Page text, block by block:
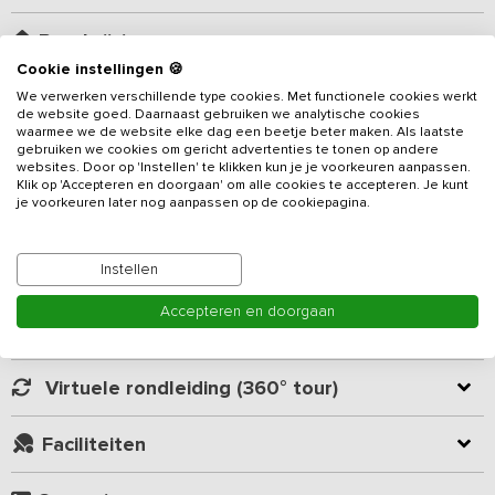
Beschrijving
Hartelijk welkom in dit luxe vakantieadres gelegen op een stuwwal
in de bosrijke omgeving rondom Nijmegen. Het vakantiehuis staat
op een groot perceel grond en vanaf het huis heb je een prachtig
uitzicht over de Ooijpolder. De vakantiewoning is compleet
gerenoveerd en in zijn oude glorie hersteld met de hedendaagse
luxe van nu. Ditvakantieadresademt de geschiedenis van het
Bij aankomst krijg je een warm en persoonlijk onthaal! De woning
heeft een eigentijds en smaakvol interieur met meerdere heerlijke
zithoekjes. Zo zijn er een 2 gezellige woonkamers (met een
grote moderne serre (hier kan je ook een beamer en een scherm
gebruiken). Er is een grote complete keuken met 2 keer een 6-pits
gasfornuis, 2 grote ovens, 2 koelkasten, 2 vaatwassers, een
quookerkraan en een magnetron.
Lees meer
Kamer indeling
Geverifieerde beoordelingen
Virtuele rondleiding (360° tour)
Faciliteiten
Cookie instellingen 🍪
We verwerken verschillende type cookies. Met functionele cookies werkt
de website goed. Daarnaast gebruiken we analytische cookies
waarmee we de website elke dag een beetje beter maken. Als laatste
gebruiken we cookies om gericht advertenties te tonen op andere
websites. Door op 'Instellen' te klikken kun je je voorkeuren aanpassen.
Klik op 'Accepteren en doorgaan' om alle cookies te accepteren. Je kunt
je voorkeuren later nog aanpassen op de cookiepagina.
Instellen
Accepteren en doorgaan